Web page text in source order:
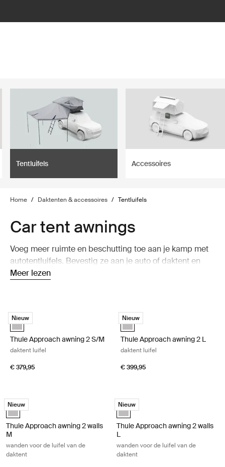
Tentluifels Accessoires
Home / Daktenten & accessoires / Tentluifels
Car tent awnings
Voeg meer ruimte en beschutting toe aan je kamp met
autotentluifels. Bevestig ze aan je auto of daktent en
creëer een schaduwrijke en weerbestendige plek naast
Meer lezen
Thule Approach awning 2 S/M daktent luifel Ashland grey
Nieuw
Ashland grey (selected)
Thule Approach awning 2 S/M
daktent luifel
€ 379,95
Thule Approach awning 2 L
Nieuw
Ashland grey (selected)
Thule Approach awning 2 L
daktent luifel
€ 399,95
Thule Approach awning 2 walls M wanden voor de luifel van de daktent
Nieuw
Ashland grey (selected)
Thule Approach awning 2 walls
M
wanden voor de luifel van de
daktent
Thule Approach awning 2 walls L
Nieuw
Ashland grey (selected)
Thule Approach awning 2 walls
L
wanden voor de luifel van de
daktent